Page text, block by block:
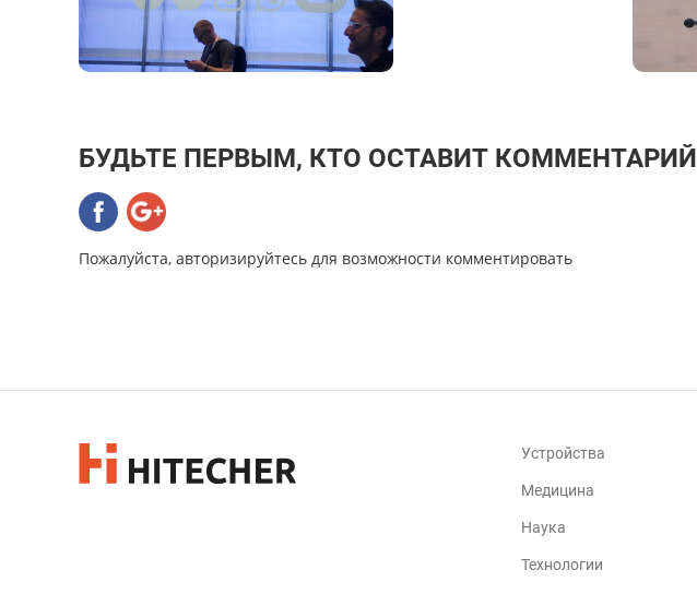
БУДЬТЕ ПЕРВЫМ, КТО ОСТАВИТ КОММЕНТАРИЙ
Пожалуйста, авторизируйтесь для возможности комментировать
Устройства
Медицина
Наука
Технологии